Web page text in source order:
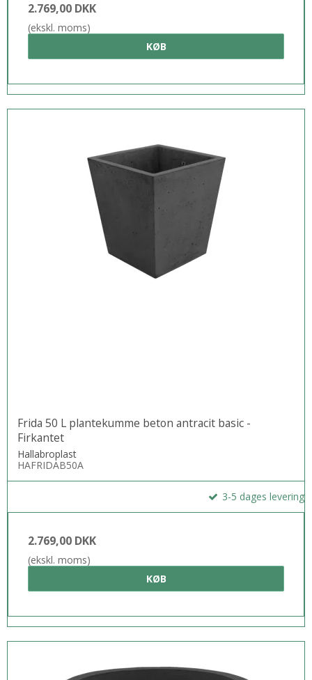
2.769,00 DKK
(ekskl. moms)
KØB
Frida 50 L plantekumme beton antracit basic -
Firkantet
Hallabroplast
HAFRIDAB50A
3-5 dages levering
2.769,00 DKK
(ekskl. moms)
KØB